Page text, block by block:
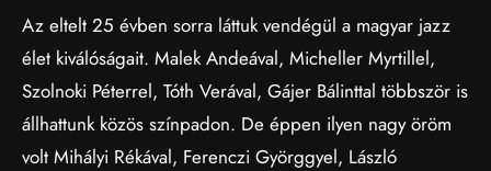
Az eltelt 25 évben sorra láttuk vendégül a magyar jazz
élet kiválóságait. Malek Andeával, Micheller Myrtillel,
Szolnoki Péterrel, Tóth Verával, Gájer Bálinttal többször is
állhattunk közös színpadon. De éppen ilyen nagy öröm
volt Mihályi Rékával, Ferenczi Györggyel, László